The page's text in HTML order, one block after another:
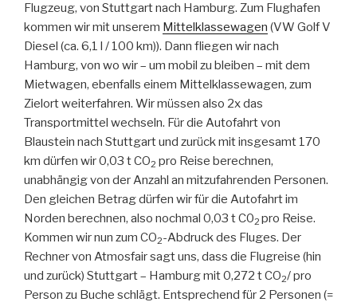
Flugzeug, von Stuttgart nach Hamburg. Zum Flughafen
kommen wir mit unserem Mittelklassewagen (VW Golf V
Diesel (ca. 6,1 l / 100 km)). Dann fliegen wir nach
Hamburg, von wo wir – um mobil zu bleiben – mit dem
Mietwagen, ebenfalls einem Mittelklassewagen, zum
Zielort weiterfahren. Wir müssen also 2x das
Transportmittel wechseln. Für die Autofahrt von
Blaustein nach Stuttgart und zurück mit insgesamt 170
km dürfen wir 0,03 t CO2 pro Reise berechnen,
unabhängig von der Anzahl an mitzufahrenden Personen.
Den gleichen Betrag dürfen wir für die Autofahrt im
Norden berechnen, also nochmal 0,03 t C02 pro Reise.
Kommen wir nun zum CO2-Abdruck des Fluges. Der
Rechner von Atmosfair sagt uns, dass die Flugreise (hin
und zurück) Stuttgart – Hamburg mit 0,272 t CO2/ pro
Person zu Buche schlägt. Entsprechend für 2 Personen (=